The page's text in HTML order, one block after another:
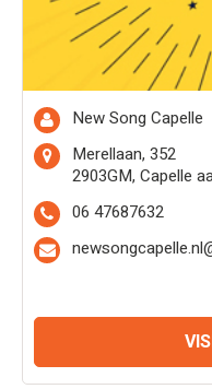
New Song Capelle
Merellaan, 352
2903GM, Capelle
06 47687632